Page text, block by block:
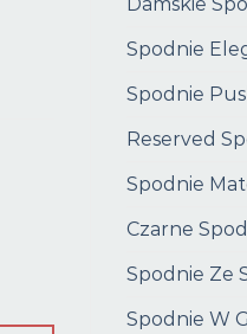
Spodnie
Spodnie
Reserved
Spodnie
Czarne
Spodnie Ze
Spodnie W